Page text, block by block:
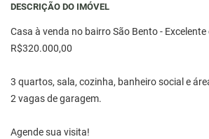
DESCRIÇÃO DO IMÓVEL
Casa à venda no bairro São Bento -
R$320.000,00
3 quartos, sala, cozinha, banheiro social e
2 vagas de garagem.
Agende sua visita!